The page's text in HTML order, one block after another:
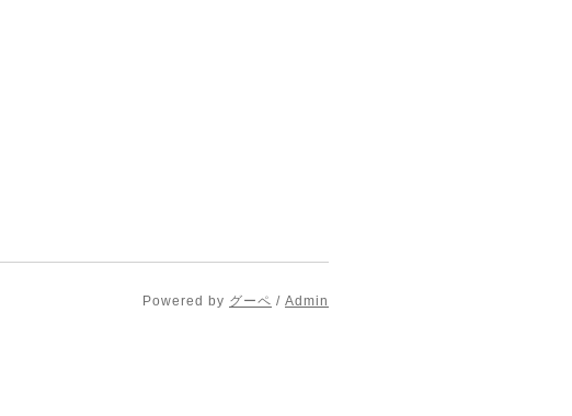
Powered by グーペ / Admin